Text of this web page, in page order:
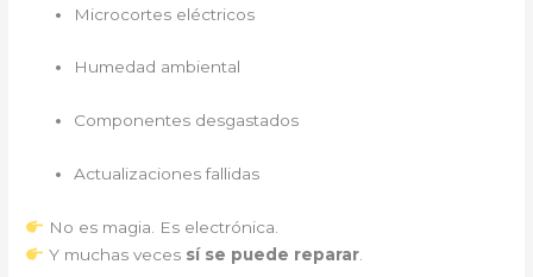
Microcortes eléctricos
Humedad ambiental
Componentes desgastados
Actualizaciones fallidas
No es magia. Es electrónica.
Y muchas veces sí se puede reparar.